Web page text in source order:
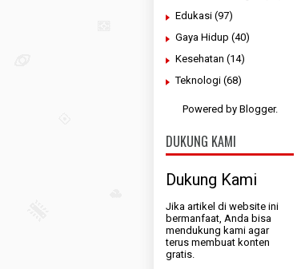
Edukasi (97)
Gaya Hidup (40)
Kesehatan (14)
Teknologi (68)
Powered by Blogger.
DUKUNG KAMI
Dukung Kami
Jika artikel di website ini
bermanfaat, Anda bisa
mendukung kami agar
terus membuat konten
gratis.